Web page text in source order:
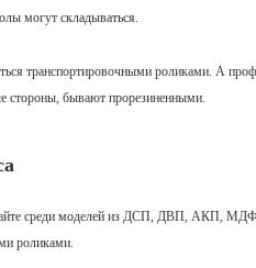
могут складываться.
транспортировочными роликами. А
стороны, бывают прорезиненными.
среди моделей из ДСП, ДВП, АКП,
роликами.